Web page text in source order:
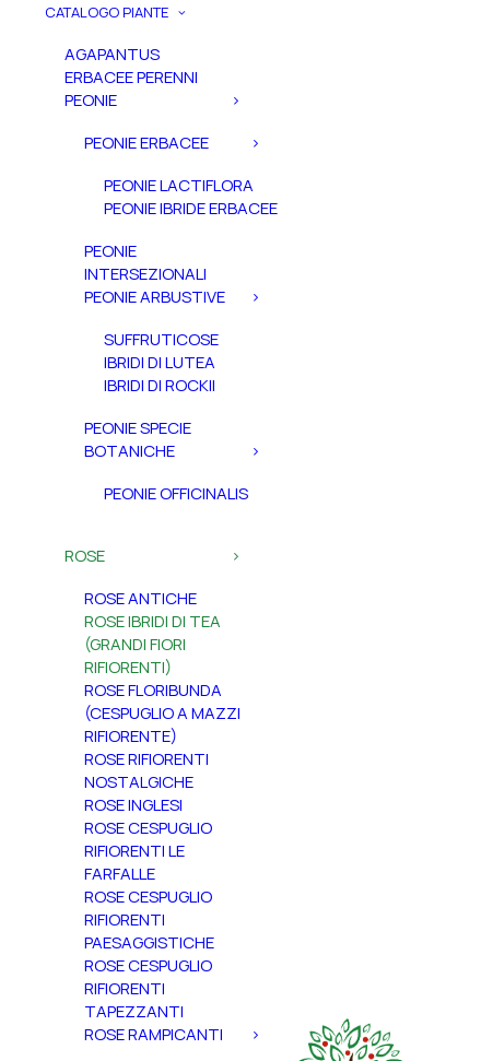
CATALOGO PIANTE
AGAPANTUS
ERBACEE PERENNI
PEONIE
PEONIE ERBACEE
PEONIE LACTIFLORA
PEONIE IBRIDE ERBACEE
PEONIE
INTERSEZIONALI
PEONIE ARBUSTIVE
SUFFRUTICOSE
IBRIDI DI LUTEA
IBRIDI DI ROCKII
PEONIE SPECIE
BOTANICHE
PEONIE OFFICINALIS
ROSE
ROSE ANTICHE
ROSE IBRIDI DI TEA
(GRANDI FIORI
RIFIORENTI)
ROSE FLORIBUNDA
(CESPUGLIO A MAZZI
RIFIORENTE)
ROSE RIFIORENTI
NOSTALGICHE
ROSE INGLESI
ROSE CESPUGLIO
RIFIORENTI LE
FARFALLE
ROSE CESPUGLIO
RIFIORENTI
PAESAGGISTICHE
ROSE CESPUGLIO
RIFIORENTI
TAPEZZANTI
ROSE RAMPICANTI